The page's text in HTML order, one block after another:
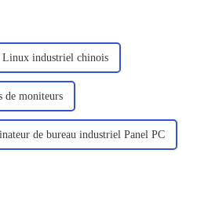
Linux industriel chinois
de moniteurs
de bureau industriel Panel PC